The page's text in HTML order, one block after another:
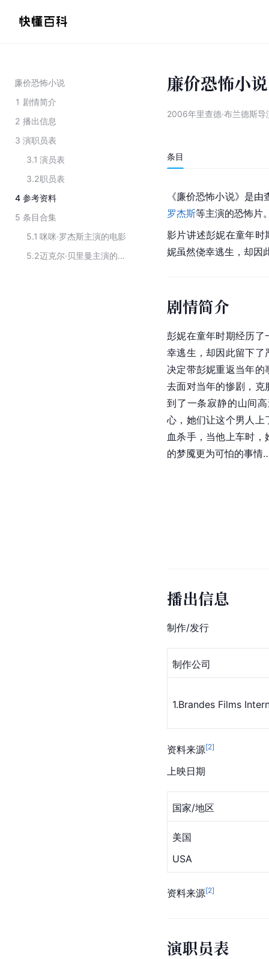
廉价恐怖小说
1 剧情简介
2 播出信息
3 演职员表
3.1 演员表
3.2职员表
4 参考资料
5 条目合集
5.1 咪咪·罗杰斯主演的电影
5.2
迈克尔·贝里曼主演的电影
廉价恐怖小说
2006年里查德·布兰德斯导
条目
《廉价恐怖小说》是
罗杰斯等主演的恐怖片
影片讲述彭妮在童年时
妮虽然侥幸逃生，却因
剧情简介
彭妮在童年时期经历了
幸逃生，却因此留下了
决定带彭妮重返当年
去面对当年的惨剧，克
到了一条寂静的山间
心，她们让这个男人上
血杀手，当他上车时
的梦魇更为可怕的事
播出信息
制作/发行
制作公司
1.Brandes Films
资料来源[2]
上映日期
国家/地区
美国
USA
资料来源[2]
演职员表